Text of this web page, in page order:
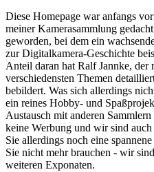
Diese Homepage war anfangs
meiner Kamerasammlung
geworden, bei dem ein
zur Digitalkamera-Geschichte
Anteil daran hat Ralf Jannke, der
verschiedensten Themen
bebildert. Was sich allerdings
ein reines Hobby- und
Austausch mit anderen
keine Werbung und wir sind
Sie allerdings noch eine
Sie nicht mehr brauchen - wir
weiteren Exponaten.